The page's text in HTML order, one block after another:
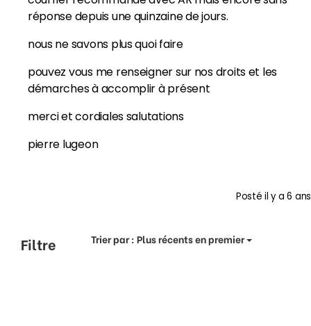
réponse depuis une quinzaine de jours.
nous ne savons plus quoi faire
pouvez vous me renseigner sur nos droits et les
démarches à accomplir à présent
merci et cordiales salutations
pierre lugeon
Postéil y a 6 ans
Filtre Trier par :Plus récents en premier